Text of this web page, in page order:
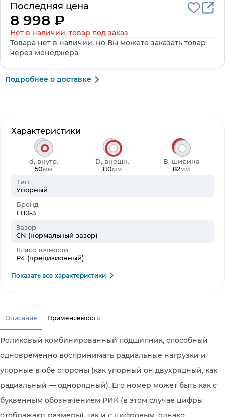
Характеристики
d, внутр.
50мм
D, внешн.
110мм
B, ширина
82мм
Тип
Упорный
Бренд
ГПЗ-3
Зазор
CN (нормальный зазор)
Класс точности
P4 (прецизионный)
Показать все характеристики
Последняя цена
8 998 ₽
Нет в наличии, товар под заказ
Товара нет в наличии, но Вы можете заказать товар
через менеджера
Подробнее о доставке
Описание Применяемость
Роликовый комбинированный подшипник, способный
одновременно воспринимать радиальные нагрузки и
упорные в обе стороны (как упорный он двухрядный, как
радиальный — однорядный). Его номер может быть как с
буквенным обозначением РИК (в этом случае цифры